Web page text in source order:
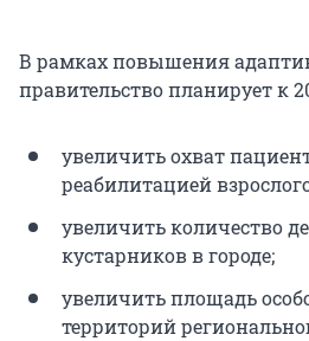
В рамках повышения
правительство планирует к
увеличить охват
реабилитацией
увеличить количество
кустарников в городе;
увеличить площадь
территорий